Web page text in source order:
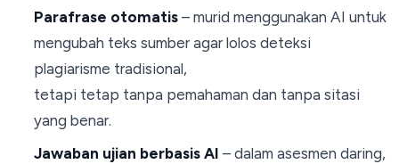
Parafrase otomatis– murid menggunakan AI untuk
mengubah teks sumber agar lolos deteksi
plagiarisme tradisional,
tetapi tetap tanpa pemahaman dan tanpa sitasi
yang benar.
Jawaban ujian berbasis AI – dalam asesmen daring,